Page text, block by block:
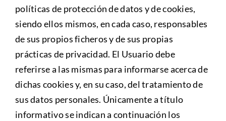
políticas de protección de datos y de cookies,
siendo ellos mismos, en cada caso, responsables
de sus propios ficheros y de sus propias
prácticas de privacidad. El Usuario debe
referirse a las mismas para informarse acerca de
dichas cookies y, en su caso, del tratamiento de
sus datos personales. Únicamente a título
informativo se indican a continuación los